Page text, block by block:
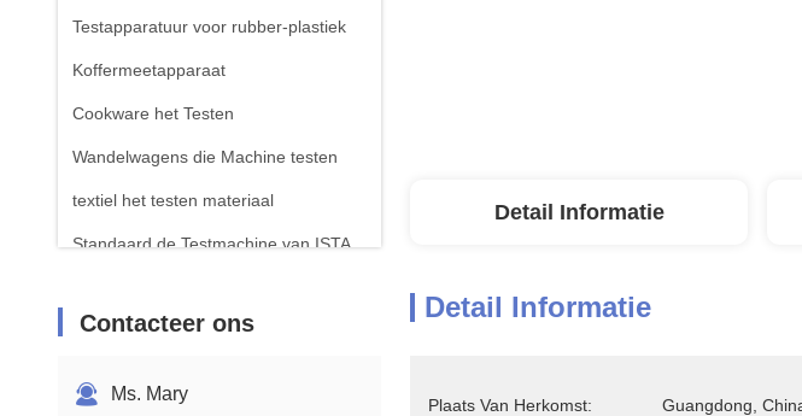
Testapparatuur voor rubber-plastiek
Koffermeetapparaat
Cookware het Testen
Wandelwagens die Machine testen
textiel het testen materiaal
Standaard de Testmachine van ISTA
Chemische analysemachine
ontvlambaarheid
Contacteer ons
Ms. Mary
Detail Informatie
Detail Informatie
Plaats Van Herkomst: Guangdong,